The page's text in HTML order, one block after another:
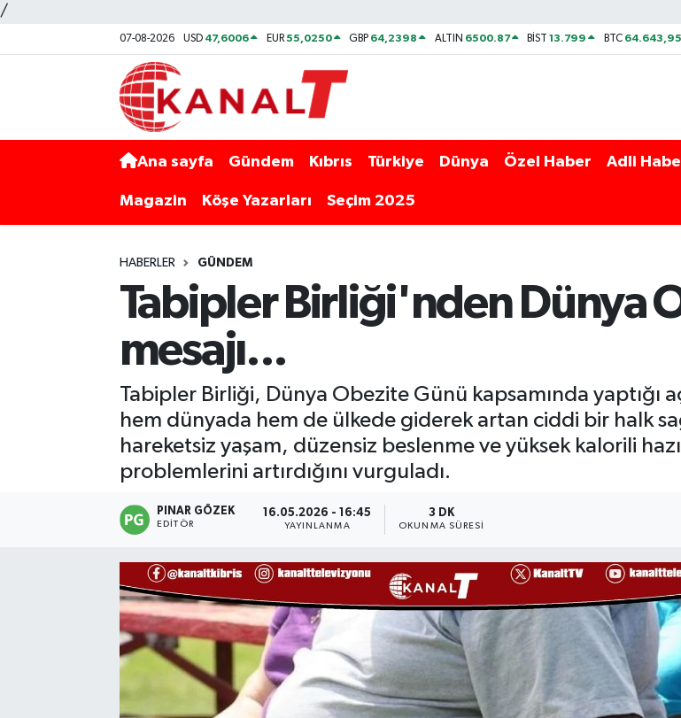
/
07-08-2026 USD 47,6006 EUR55,0250 GBP 64,2398 ALTIN 6500.87 BİST13.799 BTC 64.643,95
Ana sayfa Gündem Kıbrıs Türkiye Dünya Özel Haber Adli
Magazin Köşe Yazarları Seçim 2025
HABERLER GÜNDEM
Tabipler Birliği'nden Dünya
mesajı...
Tabipler Birliği, Dünya Obezite Günü kapsamında yaptığı
hem dünyada hem de ülkede giderek artan ciddi bir halk
hareketsiz yaşam, düzensiz beslenme ve yüksek kalorili
problemlerini artırdığını vurguladı.
PINAR GÖZEK
EDITÖR
16.05.2026 - 16:45
YAYINLANMA
3 DK
OKUNMA SÜRESI